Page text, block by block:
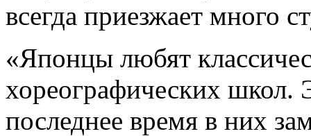
всегда приезжает много
«Японцы любят
хореографических школ.
последнее время в них